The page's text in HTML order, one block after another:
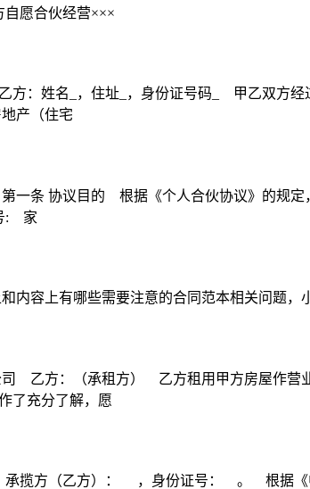
愿合伙经营×××
：姓名_，住址_，身份证号码_ 甲乙双方经
产（住宅
协议目的 根据《个人合伙协议》的规定
: 家
内容上有哪些需要注意的合同范本相关问题，
乙方：（承租方） 乙方租用甲方房屋作
了充分了解，愿
方（乙方）： ，身份证号： 。 根据《中